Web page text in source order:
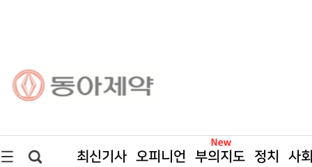
최신기사 오피니언 부의지도 정치 사